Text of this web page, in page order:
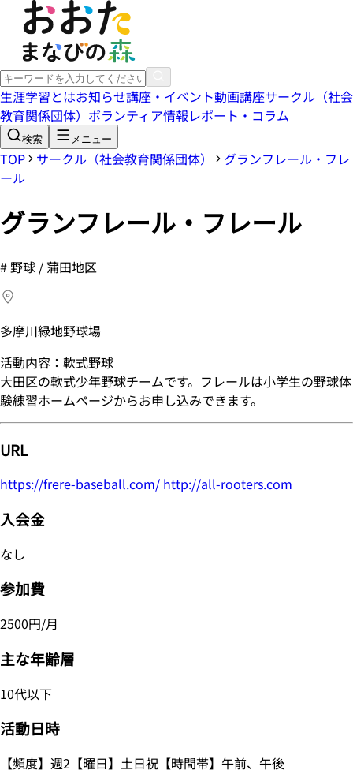
生涯学習とはお知らせ講座・イベント動画講座サークル（社会
教育関係団体） ボランティア情報レポート・コラム
検索 メニュー
TOP サークル（社会教育関係団体）
グランフレール・フレ
ール
グランフレール・フレール
#野球 / 蒲田地区
多摩川緑地野球場
活動内容：軟式野球
大田区の軟式少年野球チームです。フレールは小学生の野球体
験練習ホームページからお申し込みできます。
URL
https://frere-baseball.com/ http://all-rooters.com
入会金
なし
参加費
2500円/月
主な年齢層
10代以下
活動日時
【頻度】週2【曜日】土日祝【時間帯】午前、午後